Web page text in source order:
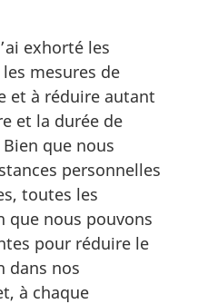
exhorté les
mesures de
et à réduire autant
et la durée de
que nous
personnelles
toutes les
que nous pouvons
pour réduire le
dans nos
à chaque